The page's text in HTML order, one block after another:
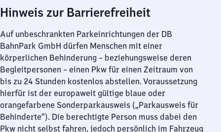
Hinweis zur Barrierefreiheit
Auf unbeschrankten Parkeinrichtungen der DB
BahnPark GmbH dürfen Menschen mit einer
körperlichen Behinderung – beziehungsweise deren
Begleitpersonen – einen Pkw für einen Zeitraum von
bis zu 24 Stunden kostenlos abstellen. Voraussetzung
hierfür ist der europaweit gültige blaue oder
orangefarbene Sonderparkausweis („Parkausweis für
Behinderte“). Die berechtigte Person muss dabei den
Pkw nicht selbst fahren, jedoch persönlich im Fahrzeug